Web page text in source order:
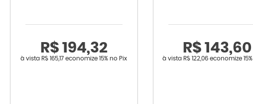
R$ 194,32
à vista R$ 165,17 economize 15% no Pix
R$ 143,60
à vista R$ 122,06 economize 15%